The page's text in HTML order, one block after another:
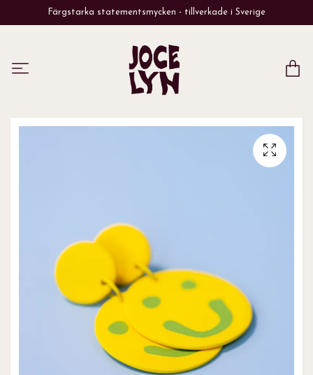
Färgstarka statementsmycken - tillverkade i Sverige